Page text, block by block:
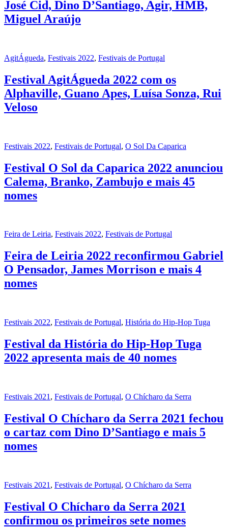
José Cid, Dino D’Santiago, Agir, HMB,
Miguel Araújo
AgitÁgueda, Festivais 2022, Festivais de Portugal
Festival AgitÁgueda 2022 com os
Alphaville, Guano Apes, Luísa Sonza, Rui
Veloso
Festivais 2022, Festivais de Portugal, O Sol Da Caparica
Festival O Sol da Caparica 2022 anunciou
Calema, Branko, Zambujo e mais 45
nomes
Feira de Leiria, Festivais 2022, Festivais de Portugal
Feira de Leiria 2022 reconfirmou Gabriel
O Pensador, James Morrison e mais 4
nomes
Festivais 2022, Festivais de Portugal, História do Hip-Hop Tuga
Festival da História do Hip-Hop Tuga
2022 apresenta mais de 40 nomes
Festivais 2021 , Festivais de Portugal, O Chícharo da Serra
Festival O Chícharo da Serra 2021 fechou
o cartaz com Dino D’Santiago e mais 5
nomes
Festivais 2021 , Festivais de Portugal, O Chícharo da Serra
Festival O Chícharo da Serra 2021
confirmou os primeiros sete nomes